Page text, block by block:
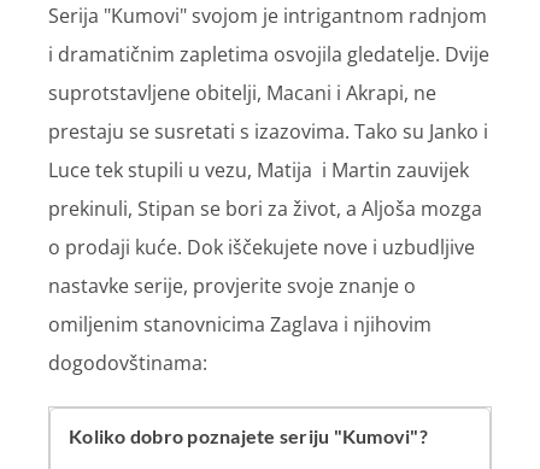
Serija "Kumovi" svojom je intrigantnom radnjom
i dramatičnim zapletima osvojila gledatelje. Dvije
suprotstavljene obitelji, Macani i Akrapi, ne
prestaju se susretati s izazovima. Tako su Janko i
Luce tek stupili u vezu, Matija i Martin zauvijek
prekinuli, Stipan se bori za život, a Aljoša mozga
o prodaji kuće. Dok iščekujete nove i uzbudljive
nastavke serije, provjerite svoje znanje o
omiljenim stanovnicima Zaglava i njihovim
dogodovštinama: